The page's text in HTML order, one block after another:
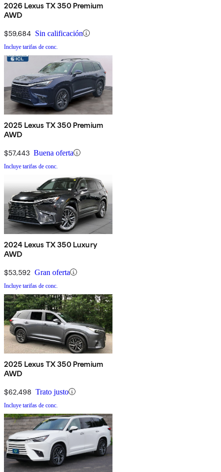
2026 Lexus TX 350 Premium
AWD
$59,684 Sin calificación
Incluye tarifas de conc.
2025 Lexus TX 350 Premium
AWD
$57,443 Buena oferta
Incluye tarifas de conc.
2024 Lexus TX 350 Luxury
AWD
$53,592 Gran oferta
Incluye tarifas de conc.
2025 Lexus TX 350 Premium
AWD
$62,498 Trato justo
Incluye tarifas de conc.